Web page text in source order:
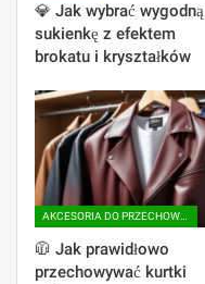
💎 Jak wybrać wygodną
sukienkę z efektem
brokatu i kryształków
🧥 Jak prawidłowo
przechowywać kurtki